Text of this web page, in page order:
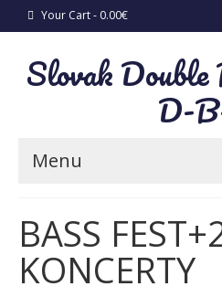
Your Cart- 0.00€
Slovak
D-
Menu
New CD “Sonatas
Concerts
BASS
KONCERTY